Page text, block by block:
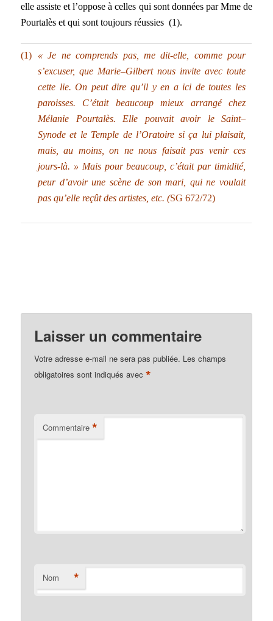
elle assiste et l’oppose à celles qui sont données par Mme de
Pourtalès et qui sont toujours réussies (1).
(1)
« Je ne comprends pas, me dit-elle, comme pour
s’excuser, que Marie–Gilbert nous invite avec toute
cette lie. On peut dire qu’il y en a ici de toutes les
paroisses. C’était beaucoup mieux arrangé chez
Mélanie Pourtalès. Elle pouvait avoir le Saint–
Synode et le Temple de l’Oratoire si ça lui plaisait,
mais, au moins, on ne nous faisait pas venir ces
jours-là. » Mais pour beaucoup, c’était par timidité,
peur d’avoir une scène de son mari, qui ne voulait
pas qu’elle reçût des artistes, etc. (SG 672/72)
Laisser un commentaire
Votre adresse e-mail ne sera pas publiée. Les champs
obligatoires sont indiqués avec*
Commentaire *
Nom *